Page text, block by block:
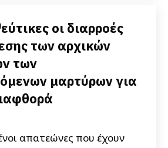
οι διαρροές
των αρχικών
των
μαρτύρων για
απατεώνες που έχουν